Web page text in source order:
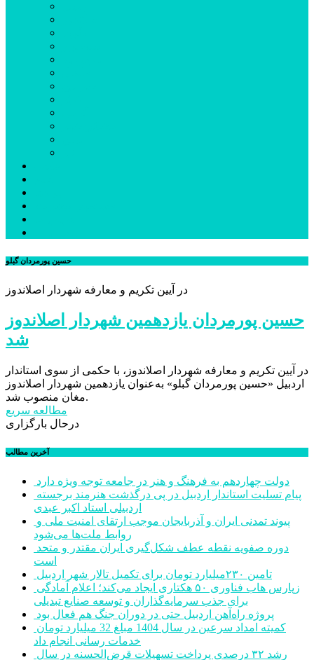
حسین پورمردان گبلو
در آیین تکریم و معارفه شهردار اصلاندوز
حسین پورمردان یازدهمین شهردار اصلاندوز
شد
در آیین تکریم و معارفه شهردار اصلاندوز، با حکمی از سوی استاندار
اردبیل «حسین پورمردان گبلو» به‌عنوان یازدهمین شهردار اصلاندوز
مغان منصوب شد.
مطالعه سریع
درحال بارگزاری
آخرین مطالب
دولت چهاردهم به فرهنگ و هنر در جامعه توجه ویژه دارد
اردبیلی استاد اکبر عبدی
روابط ملت‌ها می‌شود
است
تامین ۲۳۰میلیارد تومان برای تکمیل تالار شهر اردبیل
برای جذب سرمایه‌گذاران و توسعه صنایع تبدیلی
پروژه راه‌آهن اردبیل حتی در دوران جنگ هم فعال بود
خدمات رسانی انجام داد